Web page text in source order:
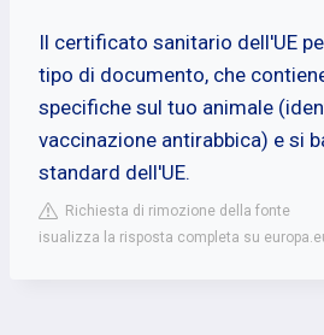
Il certificato sanitario dell'UE
tipo di documento, che
specifiche sul tuo animale
vaccinazione antirabbica) e si
standard dell'UE.
Richiesta di rimozione della fonte
isualizza la risposta completa su